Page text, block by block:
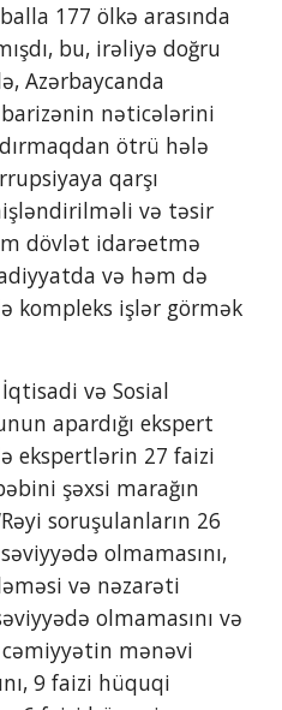
177 ölkə arasında
bu, irəliyə doğru
Azərbaycanda
nəticələrini
ötrü hələ
qarşı
və təsir
dövlət idarəetmə
və həm də
kompleks işlər görmək
və Sosial
apardığı ekspert
ekspertlərin 27 faizi
şəxsi marağın
soruşulanların 26
olmamasını,
və nəzarəti
olmamasını və
mənəvi
9 faizi hüquqi